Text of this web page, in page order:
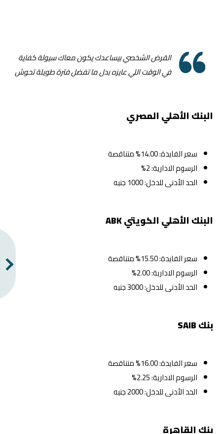
القرض الشخصي بيساعدك يكون معاك سيولة كفاية
في الوقت اللي عايزه بدل ما تفضل فترة طويلة تحوش
البنك الأهلي المصري
سعر الفايدة: 14.00% متناقصة
الرسوم الادارية: 2%
الحد الأدنى للدخل: 1000 جنيه
البنك الأهلي الكويتي ABK
سعر الفايدة: 15.50% متناقصة
الرسوم الادارية: 2.00%
الحد الأدنى للدخل: 3000 جنيه
بنك SAIB
سعر الفايدة: 16.00% متناقصة
الرسوم الادارية: 2.25%
الحد الأدنى للدخل: 2000 جنيه
بنك القاهرة